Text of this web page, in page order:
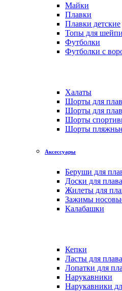
Майки
Плавки
Плавки детские
Топы для
Футболки
Футболки с
Халаты
Шорты для
Шорты для
Шорты
Шорты
Аксессуары
Беруши для
Доски для
Жилеты для
Зажимы
Калабашки
Кепки
Ласты для
Лопатки для
Нарукавники
Нарукавники